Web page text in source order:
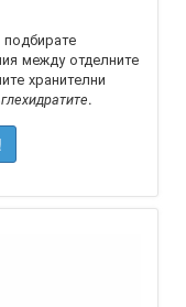
между отделните
хранителни
.